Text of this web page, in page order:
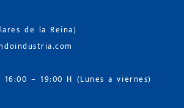
de la Reina)
– 19:00 H (Lunes a viernes)